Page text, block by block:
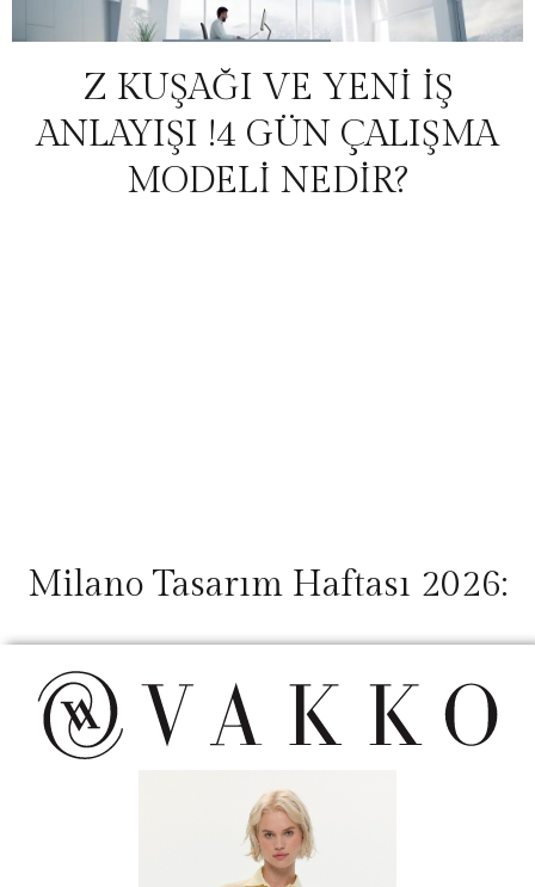
Z KUŞAĞI VE YENİ İŞ
ANLAYIŞI !4 GÜN ÇALIŞMA
MODELİ NEDİR?
Milano Tasarım Haftası 2026: